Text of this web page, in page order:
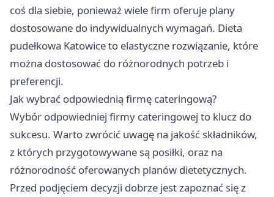
coś dla siebie, ponieważ wiele firm oferuje plany
dostosowane do indywidualnych wymagań. Dieta
pudełkowa Katowice to elastyczne rozwiązanie, które
można dostosować do różnorodnych potrzeb i
preferencji.
Jak wybrać odpowiednią firmę cateringową?
Wybór odpowiedniej firmy cateringowej to klucz do
sukcesu. Warto zwrócić uwagę na jakość składników,
z których przygotowywane są posiłki, oraz na
różnorodność oferowanych planów dietetycznych.
Przed podjęciem decyzji dobrze jest zapoznać się z